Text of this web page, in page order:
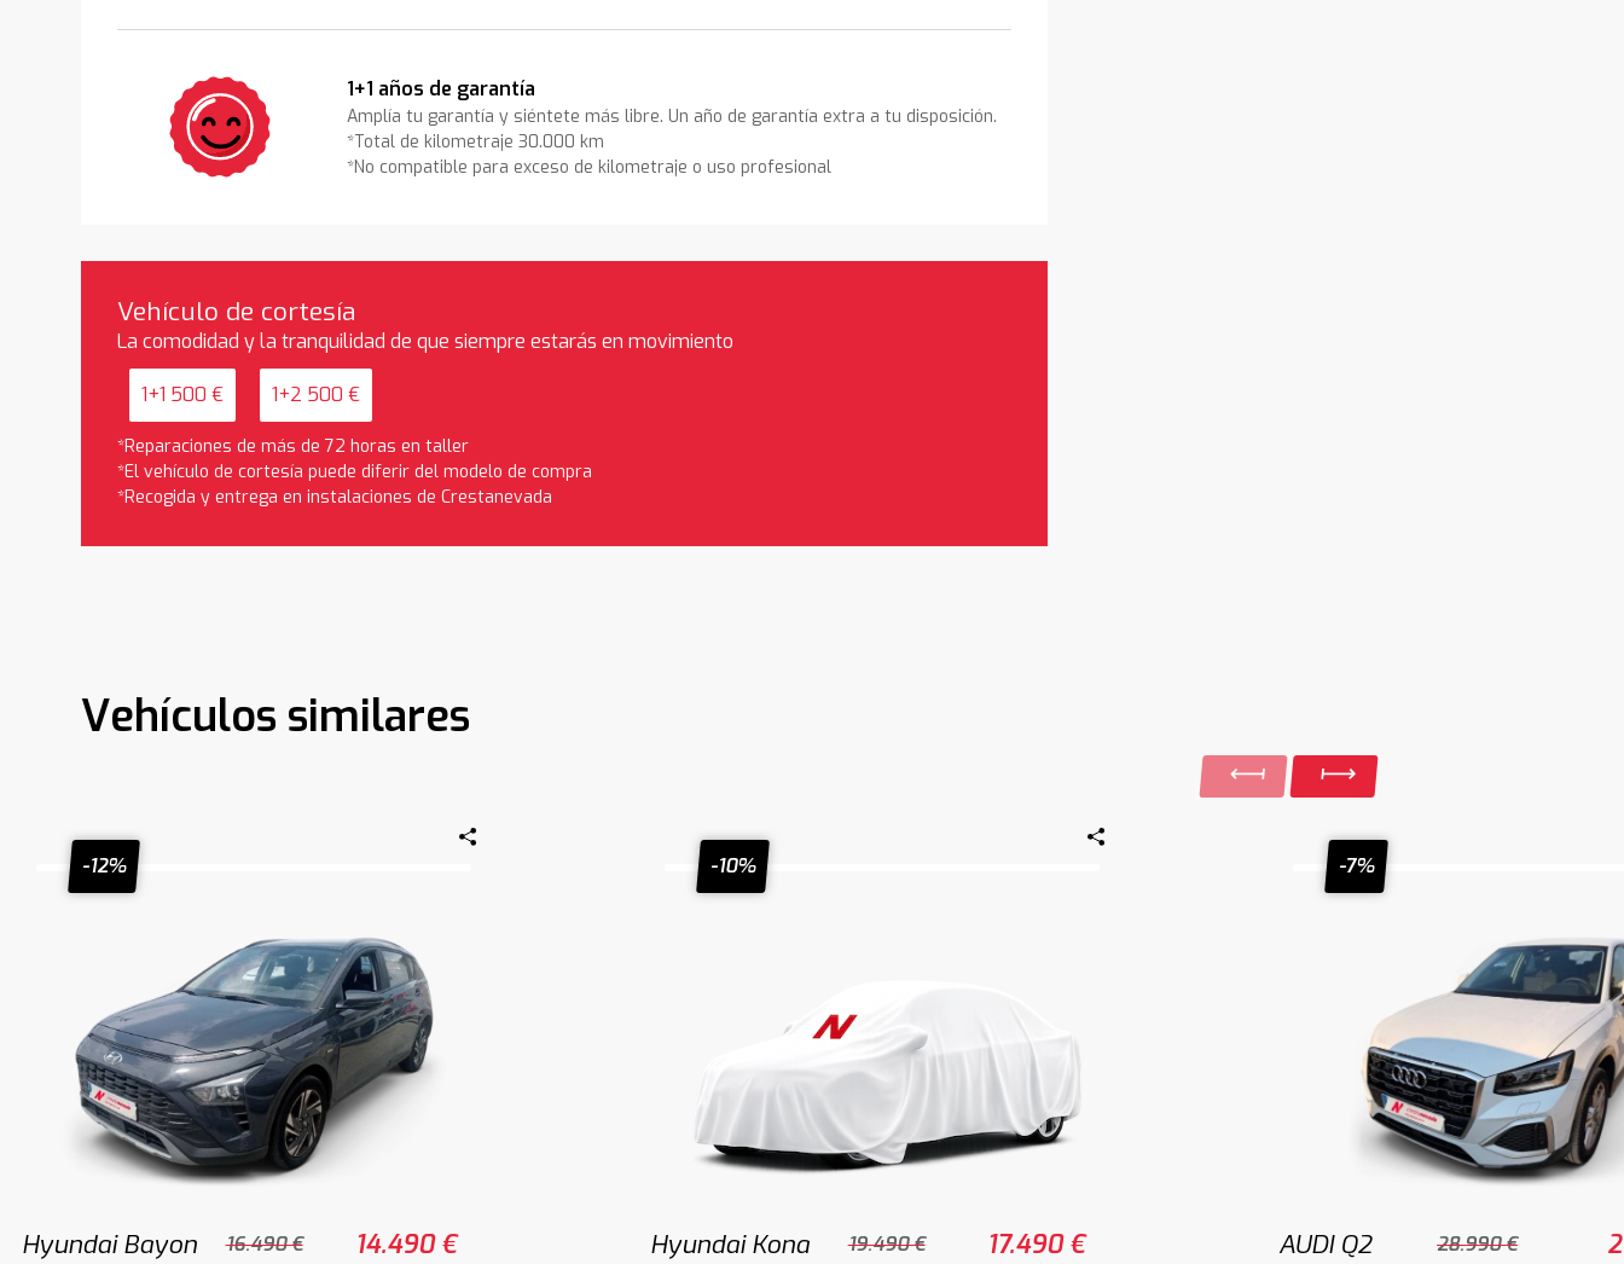
1+1 años de garantía
Amplía tu garantía y siéntete más libre. Un año de garantía extra a tu disposición.
*Total de kilometraje 30.000 km
*No compatible para exceso de kilometraje o uso profesional
Vehículo de cortesía
La comodidad y la tranquilidad de que siempre estarás en movimiento
1+1 500 € 1+2 500 €
*Reparaciones de más de 72 horas en taller
*El vehículo de cortesía puede diferir del modelo de compra
*Recogida y entrega en instalaciones de Crestanevada
Vehículos similares
-12%
Hyundai Bayon 16.490 € 14.490 €
-10%
Hyundai Kona 19.490 € 17.490 €
-7%
AUDI Q2 28.990 €